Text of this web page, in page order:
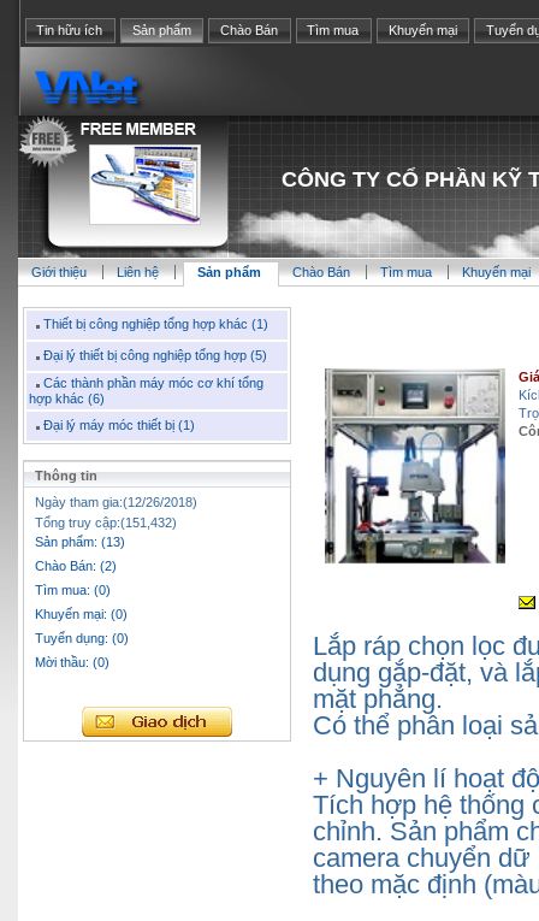
Tin hữu ích Sản phẩm Chào Bán Tìm mua Khuyến mại Tuyển
CÔNG TY CỔ PHẦN KỸ
Giới thiệu Liên hệ Sản phẩm Chào Bán Tìm mua Khuyến mại
Thiết bị công nghiệp tổng hợp khác (1)
Đại lý thiết bị công nghiệp tổng hợp (5)
Các thành phần máy móc cơ khí tổng
hợp khác (6)
Đại lý máy móc thiết bị (1)
Thông tin
Ngày tham gia:(12/26/2018)
Tổng truy cập:(151,432)
Sản phẩm: (13)
Chào Bán: (2)
Tìm mua: (0)
Khuyến mại: (0)
Tuyển dụng: (0)
Mời thầu: (0)
Lắp ráp chọn lọc
dụng gắp-đặt, và
mặt phẳng.
Có thể phân loại
+ Nguyên lí hoạt
Tích hợp hệ thống
chỉnh. Sản phẩm
camera chuyển
theo mặc định